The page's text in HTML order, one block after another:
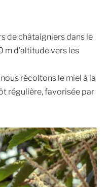
de châtaigniers dans le
d’altitude vers les
récoltons le miel à la
régulière, favorisée par